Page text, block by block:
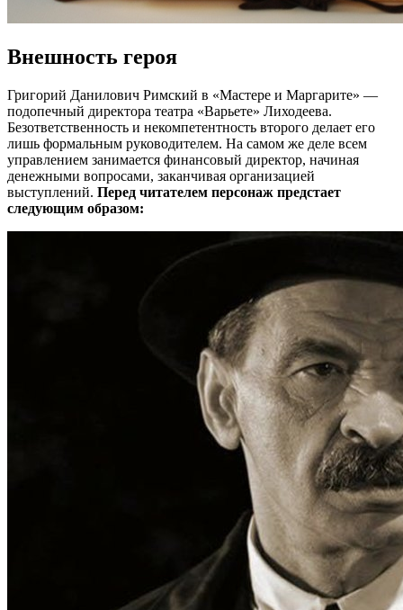
Внешность героя
Григорий Данилович Римский в «Мастере и Маргарите» —
подопечный директора театра «Варьете» Лиходеева.
Безответственность и некомпетентность второго делает его
лишь формальным руководителем. На самом же деле всем
управлением занимается финансовый директор, начиная
денежными вопросами, заканчивая организацией
выступлений. Перед читателем персонаж предстает
следующим образом: